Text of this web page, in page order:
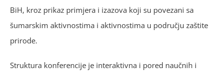
BiH, kroz prikaz primjera i izazova koji su povezani sa
šumarskim aktivnostima i aktivnostima u području zaštite
prirode.
Struktura konferencije je interaktivna i pored naučnih i